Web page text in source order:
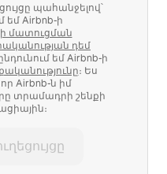
պահանջելով՝
եմ Airbnb-ի
մատուցման
դեմ
եմ Airbnb-ի
։ Ես
Airbnb-ն իմ
տրամադրի շենքի